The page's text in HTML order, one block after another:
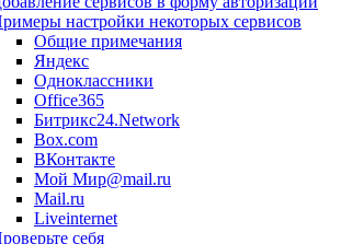
настройки некоторых сервисов
Общие примечания
Яндекс
Одноклассники
Office365
Битрикс24.Network
Box.com
ВКонтакте
Мой Мир@mail.ru
Mail.ru
Liveinternet
себя